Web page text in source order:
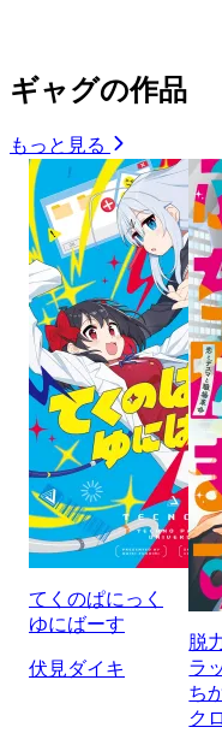
ギャグの作品
もっと見る
てくのぱにっく
ゆにばーす
伏見ダイキ
脱
ラ
ち
ク